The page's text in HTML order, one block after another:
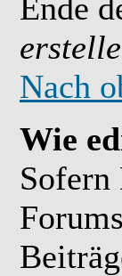
Ende
Nach
Wie